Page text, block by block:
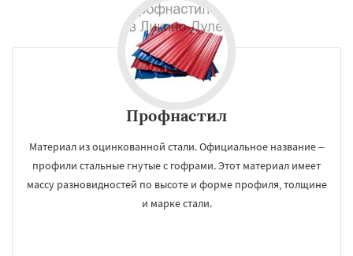
Профнастил
Материал из оцинкованной стали. Официальное название –
профили стальные гнутые с гофрами. Этот материал имеет
массу разновидностей по высоте и форме профиля, толщине
и марке стали.